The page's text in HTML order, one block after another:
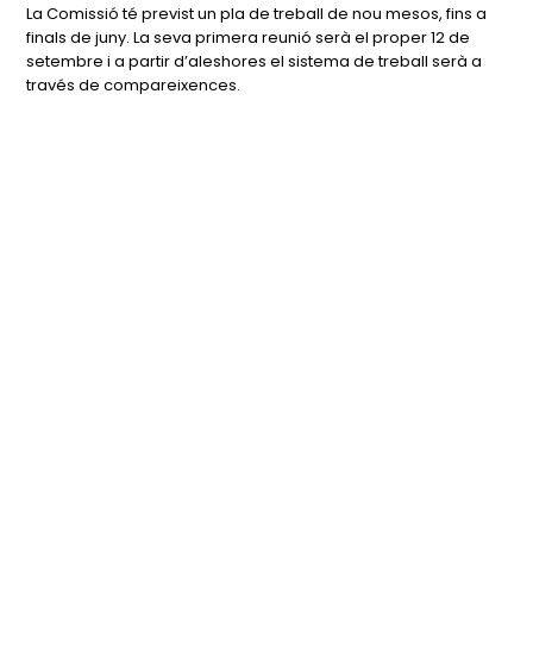
La Comissió té previst un pla de treball de nou mesos, fins a
finals de juny. La seva primera reunió serà el proper 12 de
setembre i a partir d’aleshores el sistema de treball serà a
través de compareixences.